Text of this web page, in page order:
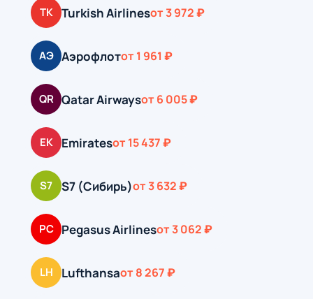
TK Turkish Airlinesот 3 972 ₽
АЭ Аэрофлотот 1 961 ₽
QR Qatar Airwaysот 6 005 ₽
EK Emiratesот 15 437 ₽
S7 S7 (Сибирь)от 3 632 ₽
PC Pegasus Airlinesот 3 062 ₽
LH Lufthansaот 8 267 ₽